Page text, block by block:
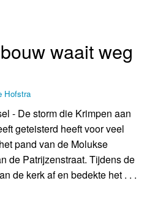
waait weg
Hofstra
- De storm die Krimpen aan
geteisterd heeft voor veel
pand van de Molukse
de Patrijzenstraat. Tijdens de
de kerk af en bedekte het . . .